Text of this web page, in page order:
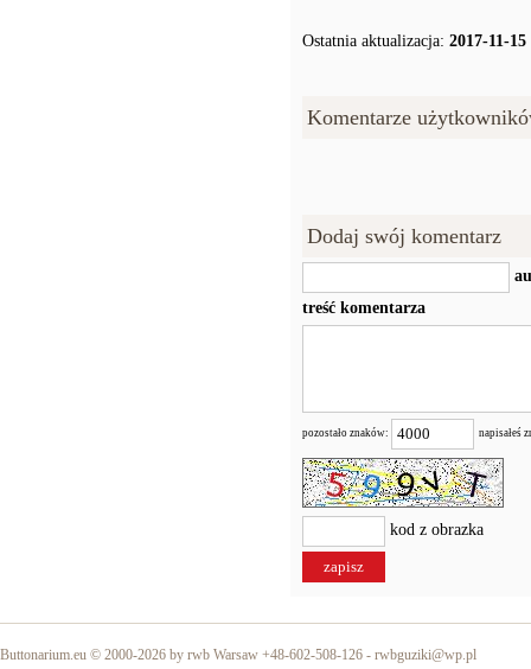
Ostatnia aktualizacja: 2017-11-15
Komentarze
Dodaj swój komentarz
treść komentarza
pozostało znaków: napisałeś
kod z obrazka
Buttonarium.eu © 2000-2026 by rwb Warsaw +48-602-508-126 - rwbguziki@wp.pl